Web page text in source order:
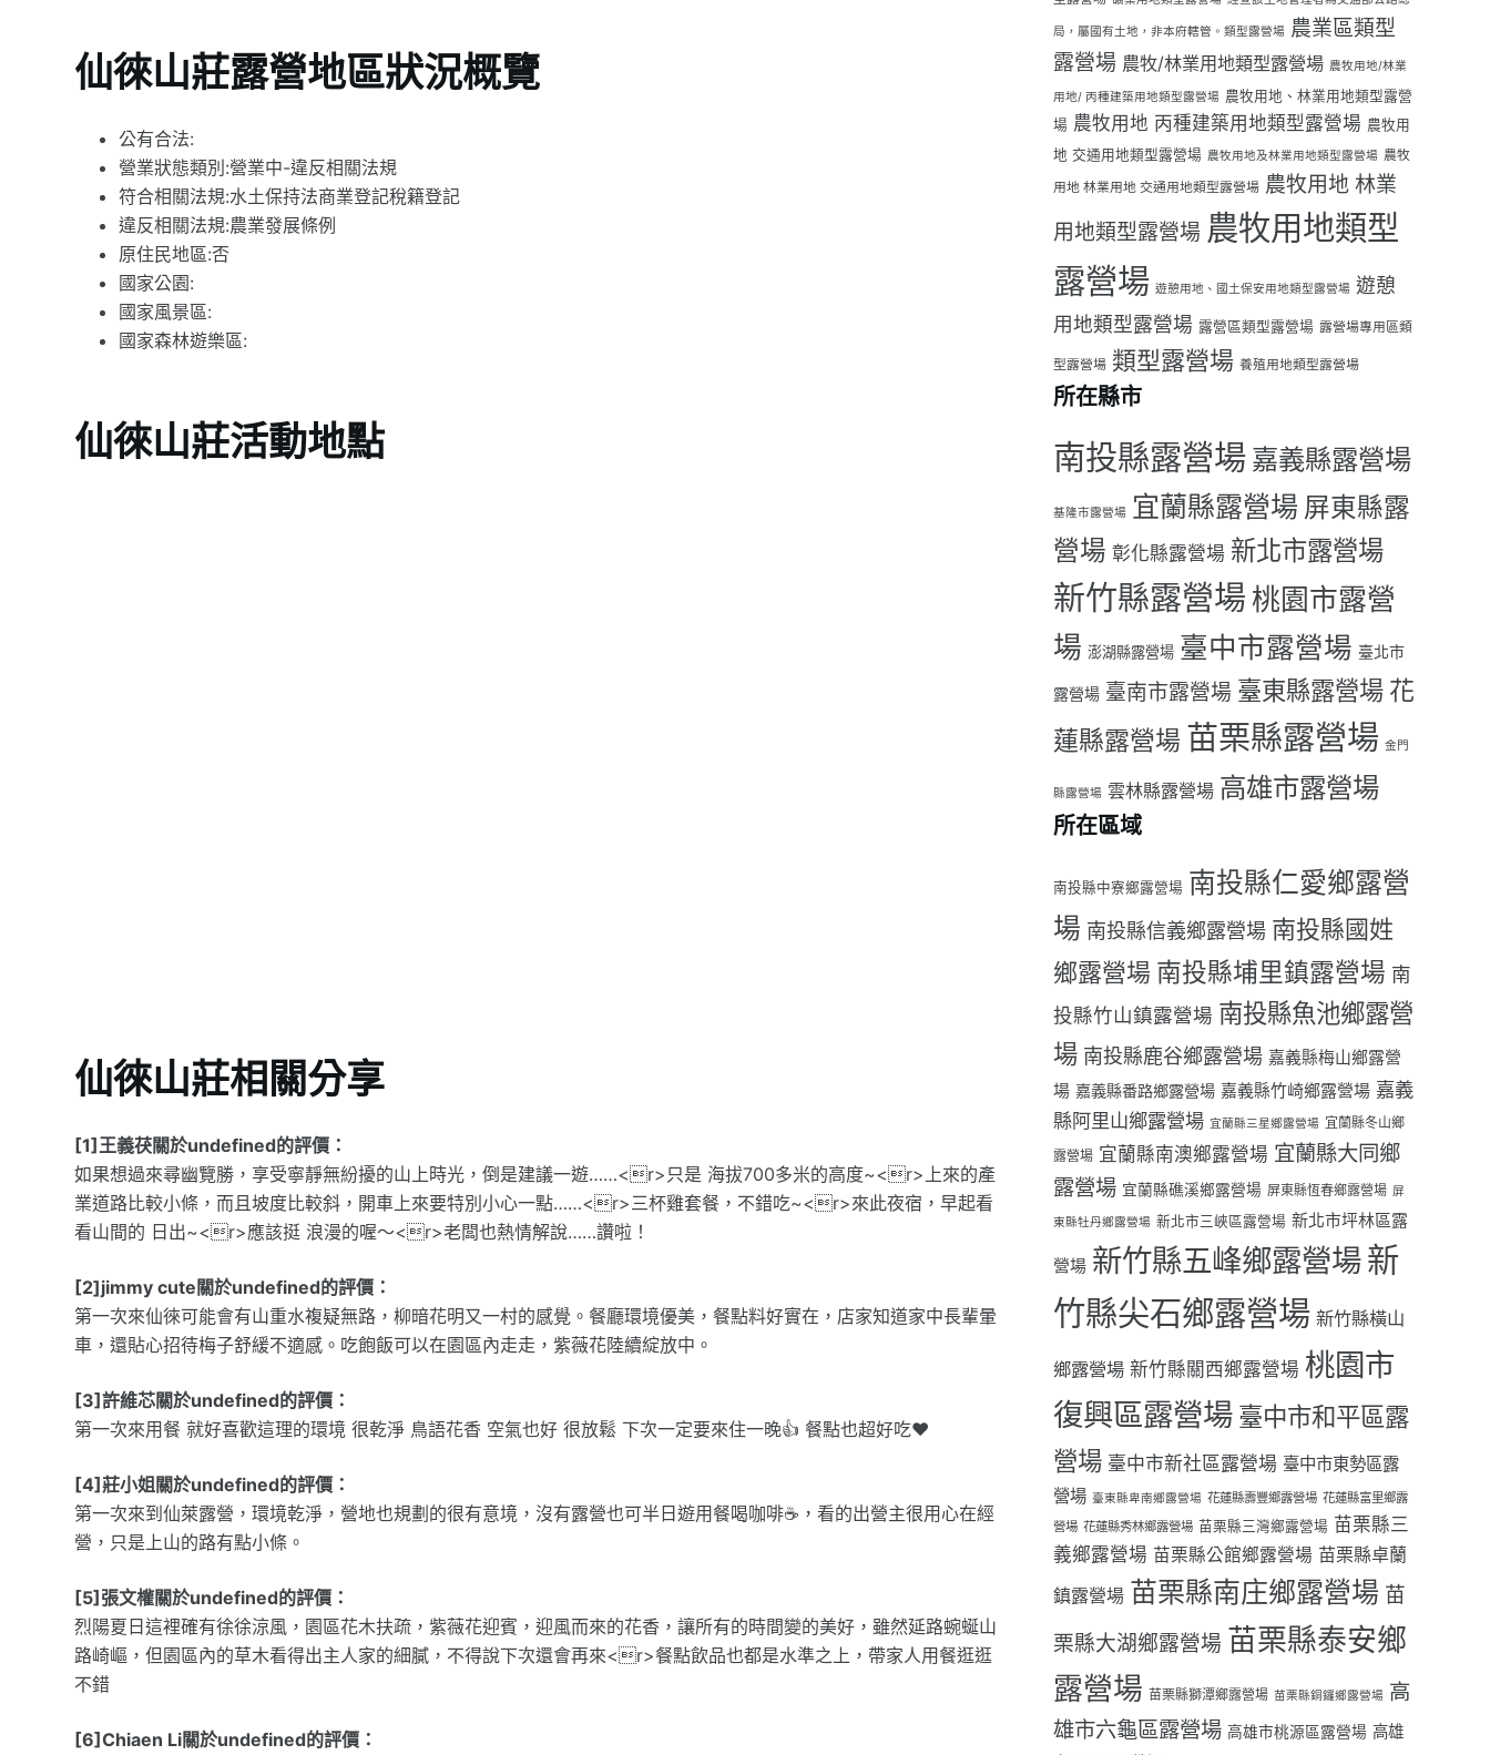
仙徠山莊露營地區狀況概覽
公有合法:
營業狀態類別:營業中-違反相關法規
符合相關法規:水土保持法商業登記稅籍登記
違反相關法規:農業發展條例
原住民地區:否
國家公園:
國家風景區:
國家森林遊樂區:
仙徠山莊活動地點
仙徠山莊相關分享
[1]王義茯關於undefined的評價：
如果想過來尋幽覽勝，享受寧靜無紛擾的山上時光，倒是建議一遊……<r>只是 海拔700多米的高度~<r>上來的產
業道路比較小條，而且坡度比較斜，開車上來要特別小心一點……<r>三杯雞套餐，不錯吃~<r>來此夜宿，早起看
看山間的 日出~<r>應該挺 浪漫的喔～<r>老闆也熱情解說……讚啦！
[2]jimmy cute關於undefined的評價：
第一次來仙徠可能會有山重水複疑無路，柳暗花明又一村的感覺。餐廳環境優美，餐點料好實在，店家知道家中長輩暈
車，還貼心招待梅子舒緩不適感。吃飽飯可以在園區內走走，紫薇花陸續綻放中。
[3]許維芯關於undefined的評價：
第一次來用餐 就好喜歡這理的環境 很乾淨 鳥語花香 空氣也好 很放鬆 下次一定要來住一晚👍 餐點也超好吃♥️
[4]莊小姐關於undefined的評價：
第一次來到仙萊露營，環境乾淨，營地也規劃的很有意境，沒有露營也可半日遊用餐喝咖啡☕️，看的出營主很用心在經
營，只是上山的路有點小條。
[5]張文權關於undefined的評價：
烈陽夏日這裡確有徐徐涼風，園區花木扶疏，紫薇花迎賓，迎風而來的花香，讓所有的時間變的美好，雖然延路蜿蜒山
路崎嶇，但園區內的草木看得出主人家的細膩，不得說下次還會再來<r>餐點飲品也都是水準之上，帶家人用餐逛逛
不錯
[6]Chiaen Li關於undefined的評價：
局，屬國有土地，非本府轄管。類型露營場 農業區類型
露營場 農牧/林業用地類型露營場 農牧用地/林業
用地/ 丙種建築用地類型露營場 農牧用地、林業用地類型露營
場 農牧用地 丙種建築用地類型露營場 農牧用
地 交通用地類型露營場 農牧用地及林業用地類型露營場 農牧
用地 林業用地 交通用地類型露營場 農牧用地 林業
用地類型露營場 農牧用地類型
露營場 遊憩用地、國土保安用地類型露營場 遊憩
用地類型露營場 露營區類型露營場 露營場專用區類
型露營場 類型露營場 養殖用地類型露營場
所在縣市
南投縣露營場 嘉義縣露營場
基隆市露營場 宜蘭縣露營場 屏東縣露
營場 彰化縣露營場 新北市露營場
新竹縣露營場 桃園市露營
場 澎湖縣露營場 臺中市露營場 臺北市
露營場 臺南市露營場 臺東縣露營場 花
蓮縣露營場 苗栗縣露營場 金門
縣露營場 雲林縣露營場 高雄市露營場
所在區域
南投縣中寮鄉露營場 南投縣仁愛鄉露營
場 南投縣信義鄉露營場 南投縣國姓
鄉露營場 南投縣埔里鎮露營場 南
投縣竹山鎮露營場 南投縣魚池鄉露營
場 南投縣鹿谷鄉露營場 嘉義縣梅山鄉露營
場 嘉義縣番路鄉露營場 嘉義縣竹崎鄉露營場 嘉義
縣阿里山鄉露營場 宜蘭縣三星鄉露營場 宜蘭縣冬山鄉
露營場 宜蘭縣南澳鄉露營場 宜蘭縣大同鄉
露營場 宜蘭縣礁溪鄉露營場 屏東縣恆春鄉露營場 屏
東縣牡丹鄉露營場 新北市三峽區露營場 新北市坪林區露
營場 新竹縣五峰鄉露營場新
竹縣尖石鄉露營場 新竹縣橫山
鄉露營場 新竹縣關西鄉露營場 桃園市
復興區露營場 臺中市和平區露
營場 臺中市新社區露營場 臺中市東勢區露
營場 臺東縣卑南鄉露營場 花蓮縣壽豐鄉露營場 花蓮縣富里鄉露
營場 花蓮縣秀林鄉露營場 苗栗縣三灣鄉露營場 苗栗縣三
義鄉露營場 苗栗縣公館鄉露營場 苗栗縣卓蘭
鎮露營場 苗栗縣南庄鄉露營場 苗
栗縣大湖鄉露營場 苗栗縣泰安鄉
露營場 苗栗縣獅潭鄉露營場 苗栗縣銅鑼鄉露營場 高
雄市六龜區露營場 高雄市桃源區露營場 高雄